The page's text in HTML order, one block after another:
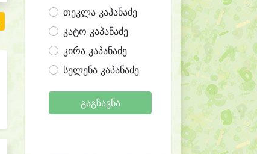
თეკლა კაპანაძე
კატო კაპანაძე
კირა კაპანაძე
სელენა კაპანაძე
გაგზავნა